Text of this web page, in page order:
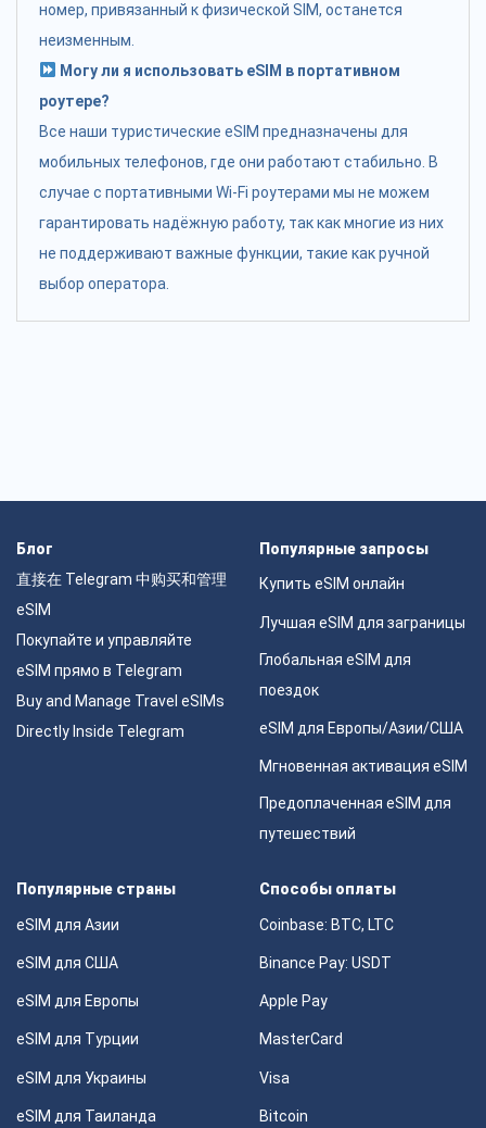
номер, привязанный к физической SIM, останется
неизменным.
Могу ли я использовать eSIM в портативном
роутере?
Все наши туристические eSIM предназначены для
мобильных телефонов, где они работают стабильно. В
случае с портативными Wi-Fi роутерами мы не можем
гарантировать надёжную работу, так как многие из них
не поддерживают важные функции, такие как ручной
выбор оператора.
Блог
直接在 Telegram 中购买和管理
eSIM
Покупайте и управляйте
eSIM прямо в Telegram
Buy and Manage Travel eSIMs
Directly Inside Telegram
Популярные запросы
Купить eSIM онлайн
Лучшая eSIM для заграницы
Глобальная eSIM для
поездок
eSIM для Европы/Азии/США
Мгновенная активация eSIM
Предоплаченная eSIM для
путешествий
Популярные страны
eSIM для Азии
eSIM для США
eSIM для Европы
eSIM для Турции
eSIM для Украины
eSIM для Таиланда
Способы оплаты
Coinbase: BTC, LTC
Binance Pay: USDT
Apple Pay
MasterCard
Visa
Bitcoin